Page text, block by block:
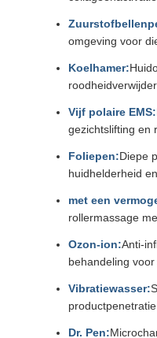
omgeving voor
Koelhamer:
Vijf polaire EMS:
gezichtslifting en
Foliepen:Diepe
huidhelderheid
met een
rollermassage
Ozon-ion:Anti-
behandeling
Vibratiewasser:
productpenetratie
Dr. Pen: